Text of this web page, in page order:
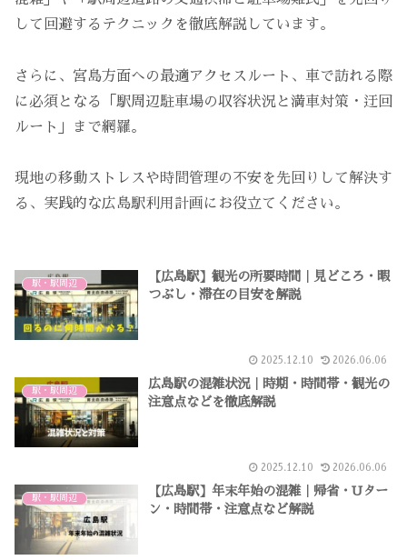
して回避するテクニックを徹底解説しています。
さらに、宮島方面への最適アクセスルート、車で訪れる際
に必須となる「駅周辺駐車場の収容状況と満車対策・迂回
ルート」まで網羅。
現地の移動ストレスや時間管理の不安を先回りして解決す
る、実践的な広島駅利用計画にお役立てください。
駅・駅周辺
【広島駅】観光の所要時間｜見どころ・暇
つぶし・滞在の目安を解説
2025.12.10 2026.06.06
駅・駅周辺
広島駅の混雑状況｜時期・時間帯・観光の
注意点などを徹底解説
2025.12.10 2026.06.06
駅・駅周辺
【広島駅】年末年始の混雑｜帰省・Uター
ン・時間帯・注意点など解説